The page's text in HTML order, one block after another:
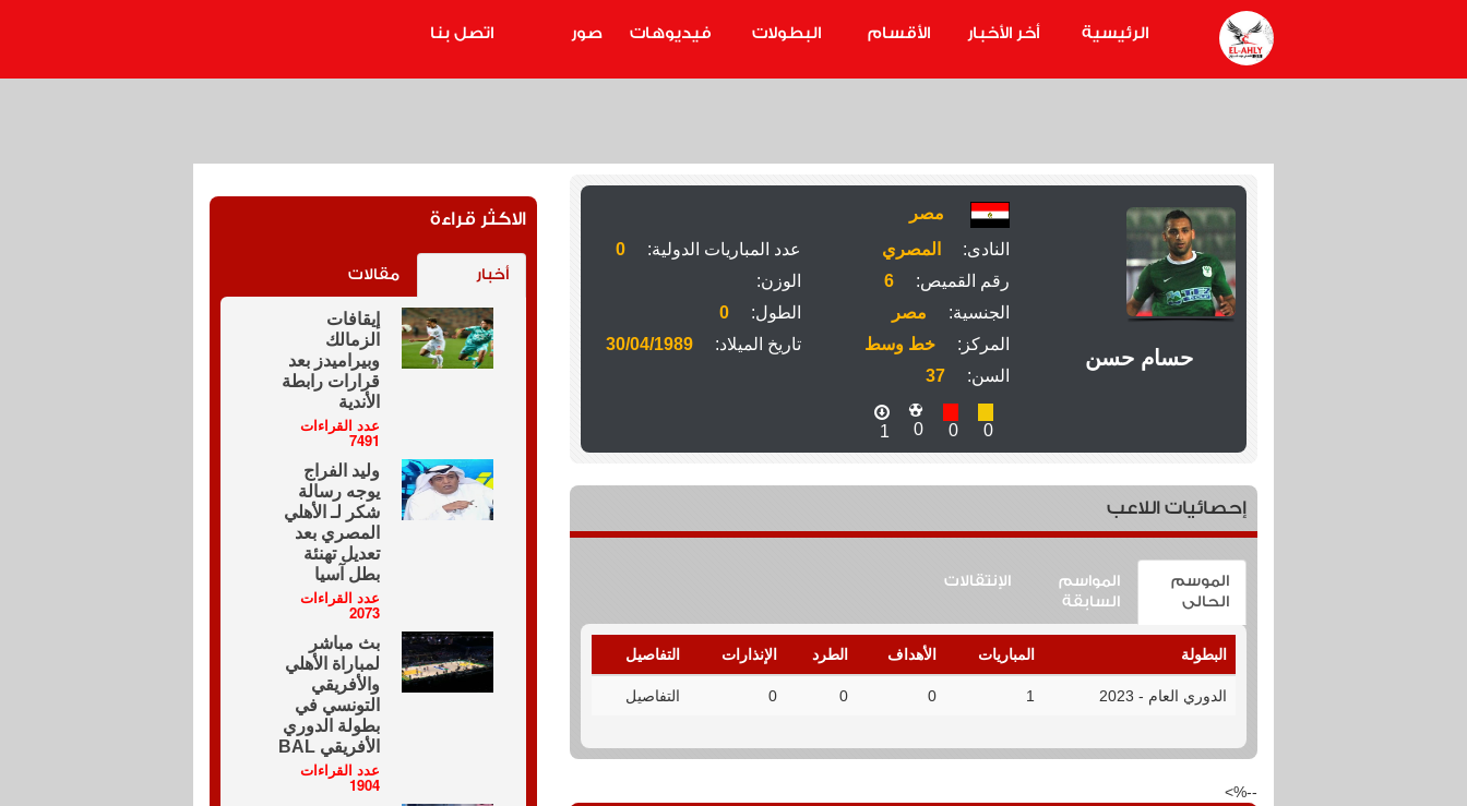
الرئيسية أخر الأخبار الأقسام البطولات فيديوهات صور اتصل بنا
حسام حسن
مصر
النادى:
المصري عدد المباريات الدولية:
0
رقم القميص:
6
الوزن:
الجنسية:
مصر الطول:
0
المركز:
خط وسط تاريخ الميلاد:
30/04/1989
السن:
37
0
0
0
1
إحصائيات اللاعب
الموسم
الحالى
المواسم
السابقة
الإنتقالات
البطولة المباريات الأهداف الطرد الإنذارات التفاصيل
الدوري العام - 2023 1
0
0
0 التفاصيل
--%>
الاكثر قراءة
أخبار مقالات
إيقافات
الزمالك
وبيراميدز بعد
قرارات رابطة
الأندية
عدد القراءات
7491
وليد الفراج
يوجه رسالة
شكر لـ الأهلي
المصري بعد
تعديل تهنئة
بطل آسيا
عدد القراءات
2073
بث مباشر
لمباراة الأهلي
والأفريقي
التونسي في
بطولة الدوري
الأفريقي BAL
عدد القراءات
1904